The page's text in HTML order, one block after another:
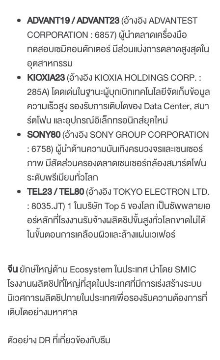
ADVANT19 / ADVANT23(อ้างอิง ADVANTEST
CORPORATION : 6857) ผู้นำตลาดเครื่องมือ
ทดสอบเซมิคอนดักเตอร์ มีส่วนแบ่งการตลาดสูงสุดใน
อุตสาหกรรม
KIOXIA23(อ้างอิง KIOXIA HOLDINGS CORP. :
285A) โดดเด่นในฐานะผู้บุกเบิกเทคโนโลยีจัดเก็บข้อมูล
ความเร็วสูง รองรับการเติบโตของ Data Center, สมา
ร์ตโฟน และอุปกรณ์อิเล็กทรอนิกส์ยุคใหม่
SONY80(อ้างอิง SONY GROUP CORPORATION
: 6758) ผู้นำด้านความบันเทิงครบวงจรและเซนเซอร์
ภาพ มีสัดส่วนครองตลาดเซนเซอร์กล้องสมาร์ตโฟน
ระดับพรีเมียมทั่วโลก
TEL23 / TEL80(อ้างอิง TOKYO ELECTRON LTD.
:8035.JT) 1 ในบริษัท Top 5 ของโลก เป็นซัพพลายเอ
อร์หลักที่โรงงานรับจ้างผลิตชิปขั้นสูงทั่วโลกขาดไม่ได้
ในขั้นตอนการเคลือบผิวและล้างแผ่นเวเฟอร์
จีนยักษ์ใหญ่ด้าน Ecosystem ในประเทศ นำโดย SMIC
โรงงานผลิตชิปที่ใหญ่ที่สุดในประเทศที่มีการเร่งสร้างระบบ
นิเวศการผลิตชิปภายในประเทศเพื่อรองรับความต้องการที่
เติบโตอย่างมหาศาล
ตัวอย่าง DR ที่เกี่ยวข้องกับธีม